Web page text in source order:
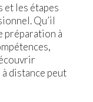
et les étapes
Qu’il
préparation à
distance peut